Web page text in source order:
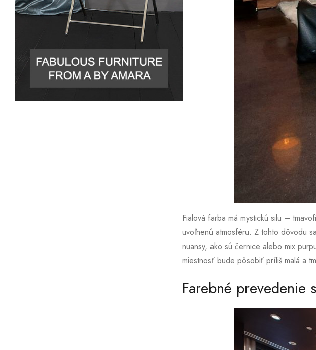
Fialová farba má mystickú silu –
uvoľnenú atmosféru. Z tohto dôvodu
nuansy, ako sú černice alebo mix
miestnosť bude pôsobiť príliš malá a
Farebné